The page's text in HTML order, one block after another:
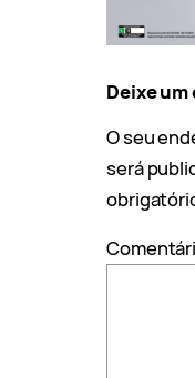
Deixe
O seu
será